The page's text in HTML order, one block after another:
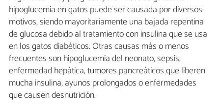
hipoglucemia en gatos puede ser causada por diversos
motivos, siendo mayoritariamente una bajada repentina
de glucosa debido al tratamiento con insulina que se usa
en los gatos diabéticos. Otras causas más o menos
frecuentes son hipoglucemia del neonato, sepsis,
enfermedad hepática, tumores pancreáticos que liberen
mucha insulina, ayunos prolongados o enfermedades
que causen desnutrición.